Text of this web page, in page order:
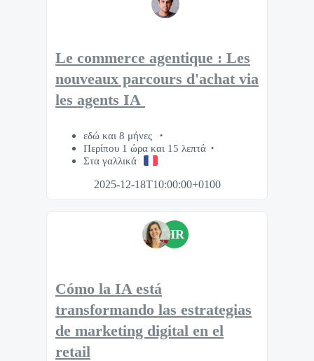
Le commerce agentique : Les
nouveaux parcours d'achat via
les agents IA
εδώ και 8 μήνες
Περίπου 1 ώρα και 15 λεπτά
Στα γαλλικά
2025-12-18T10:00:00+0100
HR
Cómo la IA está
transformando las estrategias
de marketing digital en el
retail